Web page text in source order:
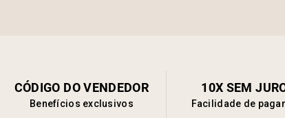
CÓDIGO DO VENDEDOR
Benefícios exclusivos
10X SEM
Facilidade de